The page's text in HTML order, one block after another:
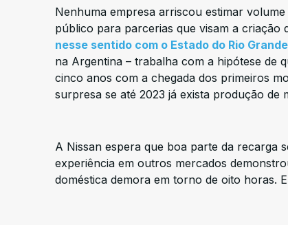
Nenhuma empresa arriscou estimar
público para parcerias que visam a
nesse sentido com o Estado do Rio
na Argentina – trabalha com a hipótese de
cinco anos com a chegada dos primeiros
surpresa se até 2023 já exista produção de
A Nissan espera que boa parte da recarga
experiência em outros mercados
doméstica demora em torno de oito horas.